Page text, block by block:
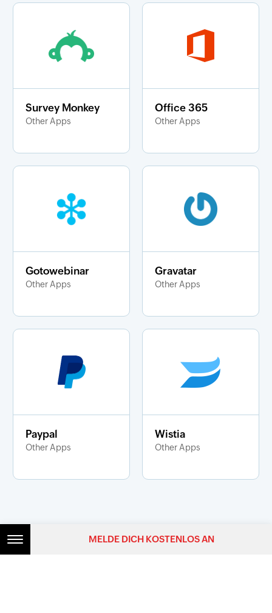
Survey Monkey
Other Apps
Office 365
Other Apps
Gotowebinar
Other Apps
Gravatar
Other Apps
Paypal
Other Apps
Wistia
Other Apps
MELDE DICH KOSTENLOS AN